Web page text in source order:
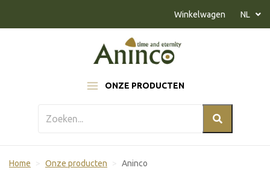
ONZE PRODUCTEN
Winkelwagen NL
Home Onze producten Aninco